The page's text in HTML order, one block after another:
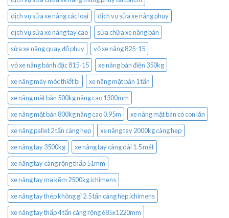
dịch vụ sửa xe nâng các loại
dịch vụ sửa xe nâng phuy
dịch vụ sửa xe nâng tay cao
sửa chữa xe nâng bàn
sửa xe nâng quay đổ phuy
vỏ xe nâng 825-15
vỏ xe nâng bánh đặc 815-15
xe nâng bàn điện 350kg
xe nâng máy móc thiết bị
xe nâng mặt bàn 1 tấn
xe nâng mặt bàn 500kg nâng cao 1300mm
xe nâng mặt bàn 800kg nâng cao 0.95m
xe nâng mặt bàn có con lăn
xe nâng pallet 2 tấn càng hẹp
xe nâng tay 2000kg càng hẹp
xe nâng tay 3500kg
xe nâng tay càng dài 1.5 mét
xe nâng tay càng rộng thấp 51mm
xe nâng tay mạ kẽm 2500kg ichimens
xe nâng tay thép không gỉ 2.5 tấn càng hẹp ichimens
xe nâng tay thấp 4 tấn càng rộng 685x1220mm